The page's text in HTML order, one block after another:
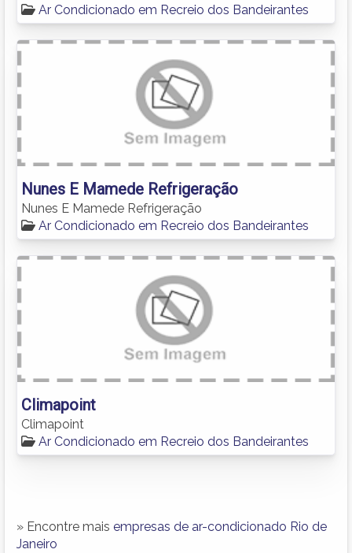
Ar Condicionado em Recreio dos Bandeirantes
Nunes E Mamede Refrigeração
Nunes E Mamede Refrigeração
Ar Condicionado em Recreio dos Bandeirantes
Climapoint
Climapoint
Ar Condicionado em Recreio dos Bandeirantes
» Encontre mais empresas de ar-condicionado Rio de
Janeiro